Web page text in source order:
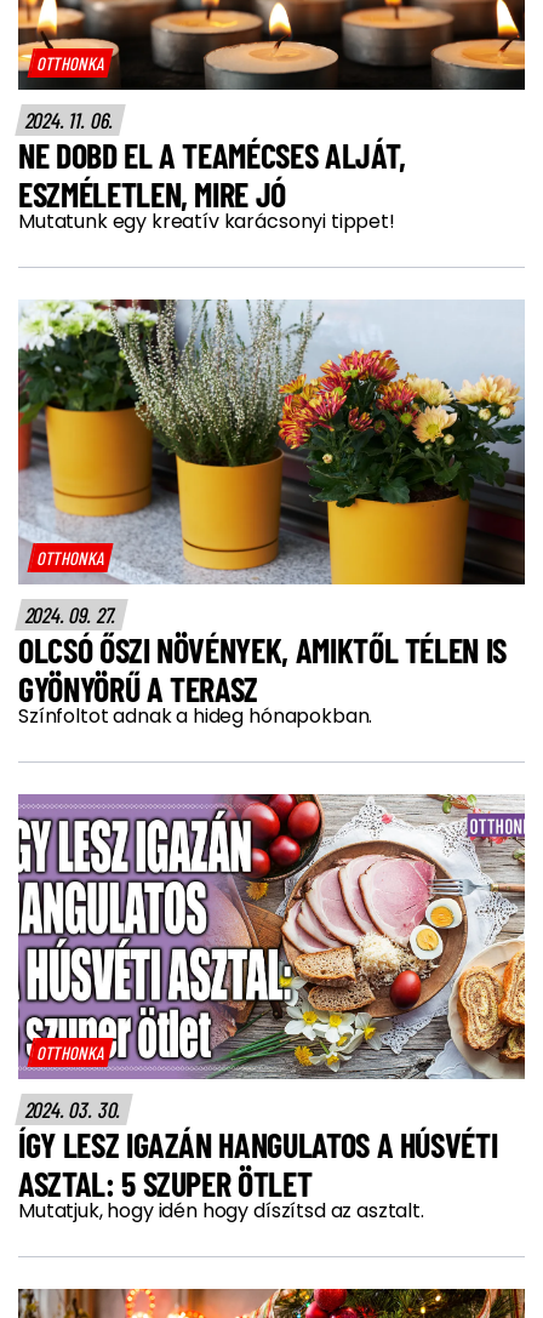
OTTHONKA
2024. 11. 06.
NE DOBD EL A TEAMÉCSES ALJÁT,
ESZMÉLETLEN, MIRE JÓ
Mutatunk egy kreatív karácsonyi tippet!
OTTHONKA
2024. 09. 27.
OLCSÓ ŐSZI NÖVÉNYEK, AMIKTŐL TÉLEN IS
GYÖNYÖRŰ A TERASZ
Színfoltot adnak a hideg hónapokban.
OTTHONKA
2024. 03. 30.
ÍGY LESZ IGAZÁN HANGULATOS A HÚSVÉTI
ASZTAL: 5 SZUPER ÖTLET
Mutatjuk, hogy idén hogy díszítsd az asztalt.